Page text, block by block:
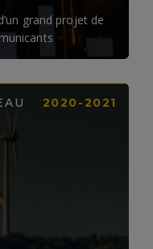
grand projet de
2020-2021